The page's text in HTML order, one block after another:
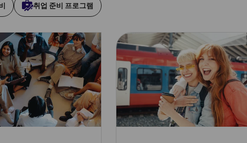
취업 준비 프로그램